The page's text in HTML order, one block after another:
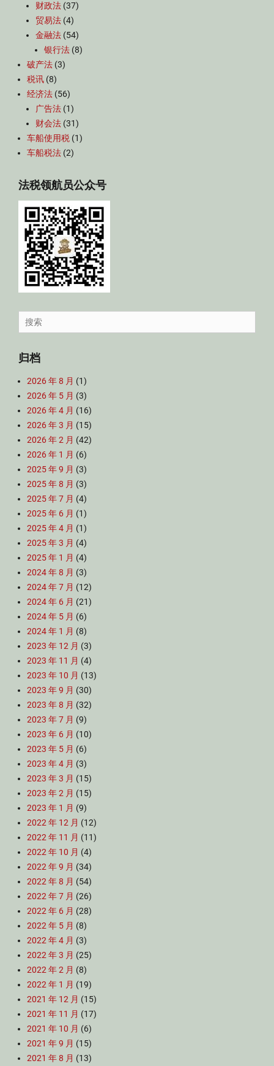
财政法 (37)
贸易法 (4)
金融法 (54)
银行法 (8)
破产法 (3)
税讯 (8)
经济法 (56)
广告法 (1)
财会法 (31)
车船使用税 (1)
车船税法 (2)
法税领航员公众号
Search
for:
归档
2026 年 8 月 (1)
2026 年 5 月 (3)
2026 年 4 月 (16)
2026 年 3 月 (15)
2026 年 2 月 (42)
2026 年 1 月 (6)
2025 年 9 月 (3)
2025 年 8 月 (3)
2025 年 7 月 (4)
2025 年 6 月 (1)
2025 年 4 月 (1)
2025 年 3 月 (4)
2025 年 1 月 (4)
2024 年 8 月 (3)
2024 年 7 月 (12)
2024 年 6 月 (21)
2024 年 5 月 (6)
2024 年 1 月 (8)
2023 年 12 月 (3)
2023 年 11 月 (4)
2023 年 10 月 (13)
2023 年 9 月 (30)
2023 年 8 月 (32)
2023 年 7 月 (9)
2023 年 6 月 (10)
2023 年 5 月 (6)
2023 年 4 月 (3)
2023 年 3 月 (15)
2023 年 2 月 (15)
2023 年 1 月 (9)
2022 年 12 月 (12)
2022 年 11 月 (11)
2022 年 10 月 (4)
2022 年 9 月 (34)
2022 年 8 月 (54)
2022 年 7 月 (26)
2022 年 6 月 (28)
2022 年 5 月 (8)
2022 年 4 月 (3)
2022 年 3 月 (25)
2022 年 2 月 (8)
2022 年 1 月 (19)
2021 年 12 月 (15)
2021 年 11 月 (17)
2021 年 10 月 (6)
2021 年 9 月 (15)
2021 年 8 月 (13)